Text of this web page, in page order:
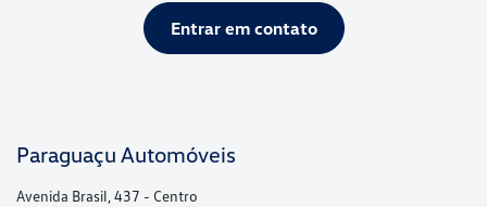
Entrar em contato
Paraguaçu Automóveis
Avenida Brasil, 437 - Centro